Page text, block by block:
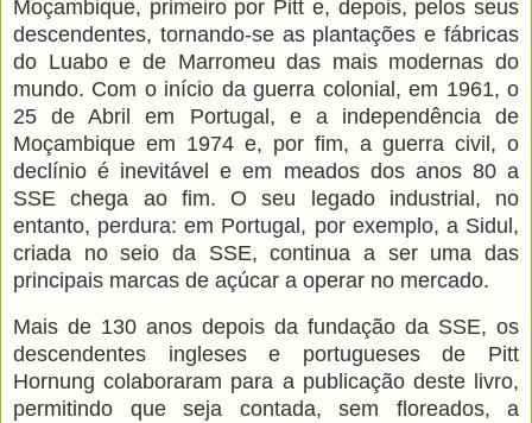
Moçambique, primeiro por Pitt e, depois, pelos seus
descendentes, tornando-se as plantações e fábricas
do Luabo e de Marromeu das mais modernas do
mundo. Com o início da guerra colonial, em 1961, o
25 de Abril em Portugal, e a independência de
Moçambique em 1974 e, por fim, a guerra civil, o
declínio é inevitável e em meados dos anos 80 a
SSE chega ao fim. O seu legado industrial, no
entanto, perdura: em Portugal, por exemplo, a Sidul,
criada no seio da SSE, continua a ser uma das
principais marcas de açúcar a operar no mercado.
Mais de 130 anos depois da fundação da SSE, os
descendentes ingleses e portugueses de Pitt
Hornung colaboraram para a publicação deste livro,
permitindo que seja contada, sem floreados, a